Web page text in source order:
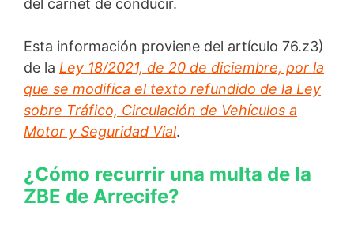
del carnet de conducir.
Esta información proviene del artículo 76.z3)
de la Ley 18/2021, de 20 de diciembre, por la
que se modifica el texto refundido de la Ley
sobre Tráfico, Circulación de Vehículos a
Motor y Seguridad Vial.
¿Cómo recurrir una multa de la
ZBE de Arrecife?